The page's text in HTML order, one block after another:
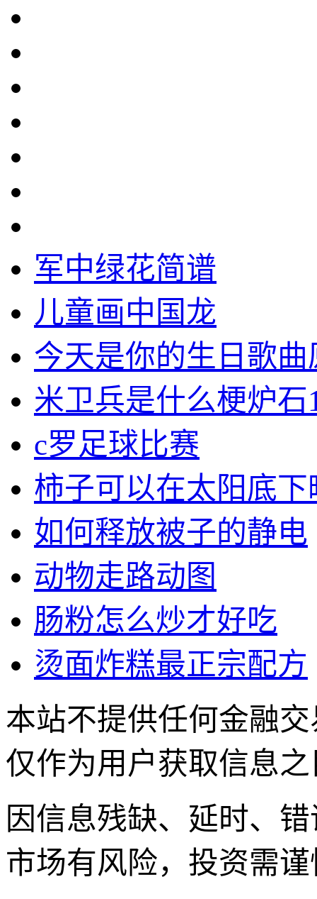
军中绿花简谱
儿童画中国龙
今天是你的生日歌曲
米卫兵是什么梗炉石
c罗足球比赛
柿子可以在太阳底下
如何释放被子的静电
动物走路动图
肠粉怎么炒才好吃
烫面炸糕最正宗配方
本站不提供任何金融
仅作为用户获取信息
因信息残缺、延时、
市场有风险，投资需